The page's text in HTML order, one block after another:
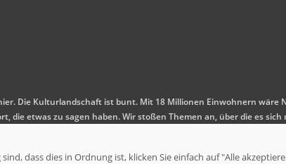
Die Kulturlandschaft ist bunt. Mit 18 Millionen Einwohnern wäre
die etwas zu sagen haben. Wir stoßen Themen an, über die es
dass dies in Ordnung ist, klicken Sie einfach auf "Alle